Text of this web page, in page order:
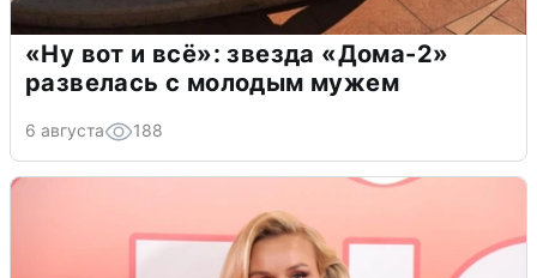
«Ну вот и всё»: звезда «Дома-2»
развелась с молодым мужем
6 августа 188